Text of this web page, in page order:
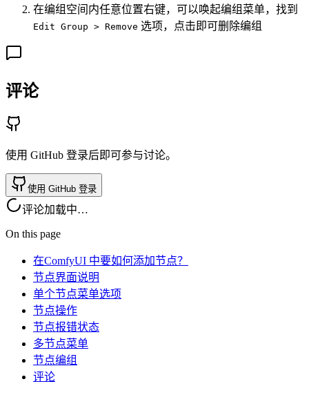
在编组空间内任意位置右键，可以唤起编组菜单，找到
Edit Group > Remove 选项，点击即可删除编组
评论
使用 GitHub 登录后即可参与讨论。
使用 GitHub 登录
评论加载中…
On this page
在ComfyUI 中要如何添加节点？
节点界面说明
单个节点菜单选项
节点操作
节点报错状态
多节点菜单
节点编组
评论